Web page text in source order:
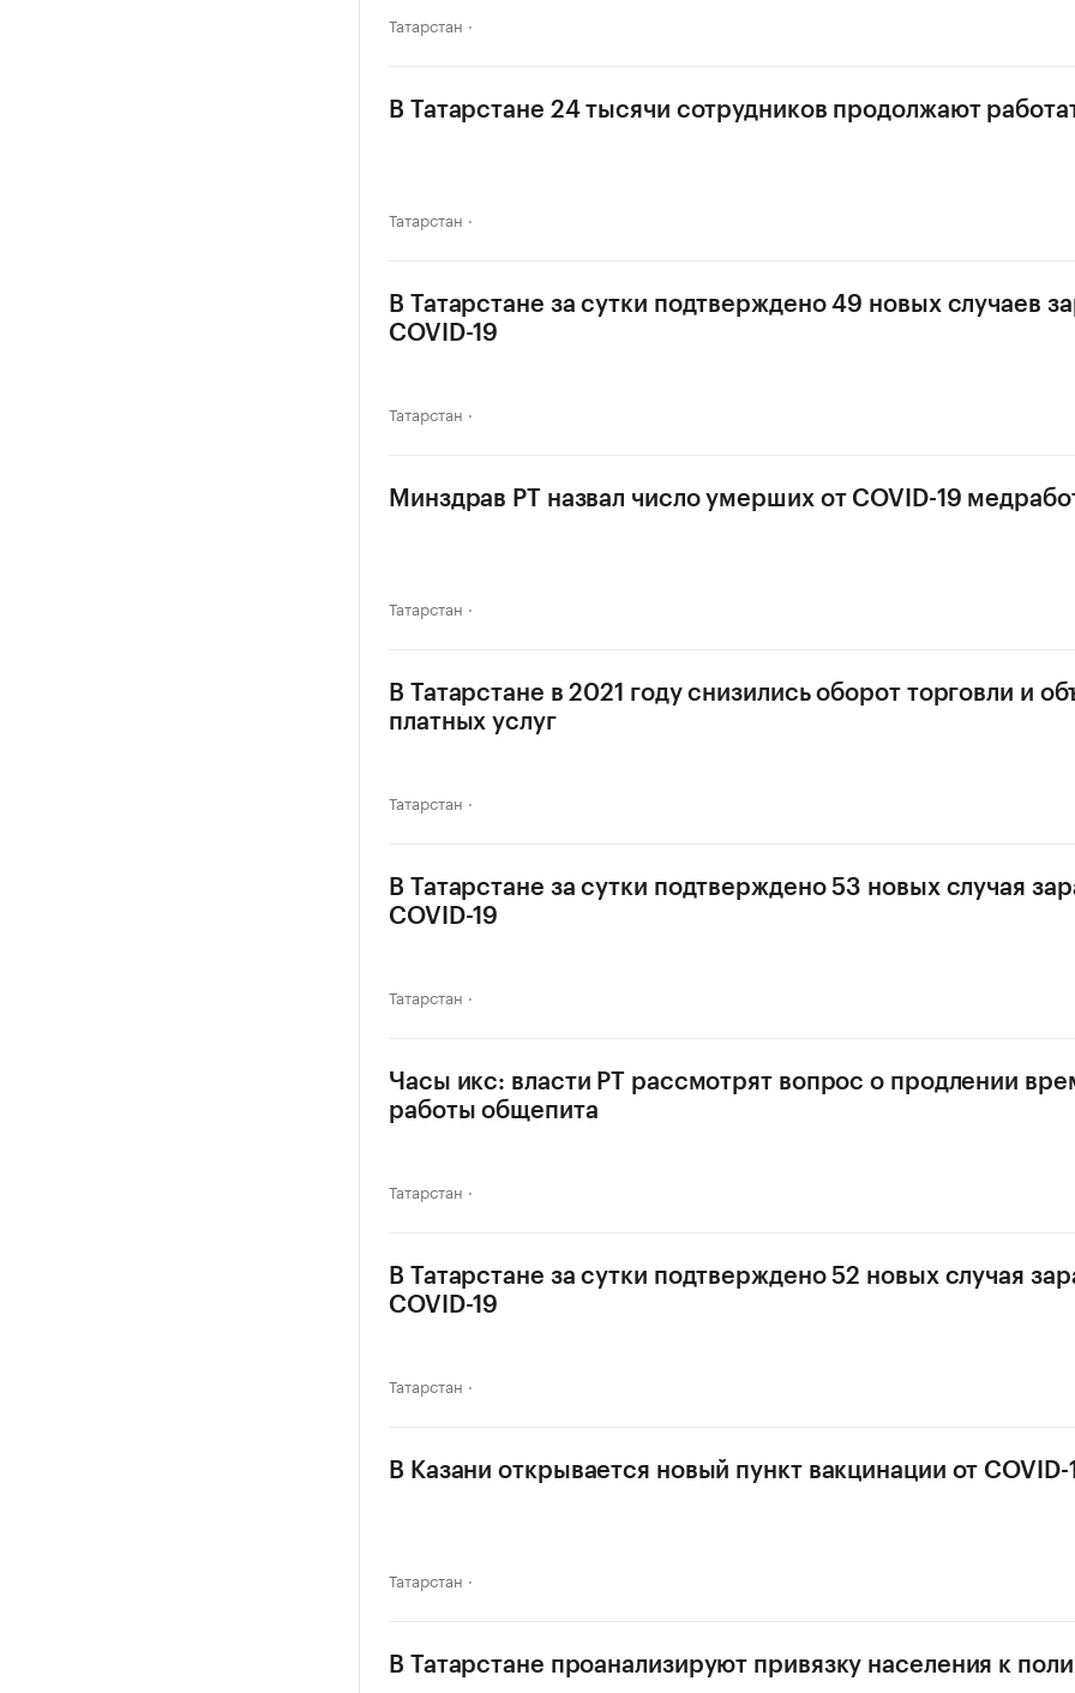
Татарстан
В Татарстане 24 тысячи сотрудников продолжают
Татарстан
В Татарстане за сутки подтверждено 49 новых случаев
COVID-19
Татарстан
Минздрав РТ назвал число умерших от COVID-19
Татарстан
В Татарстане в 2021 году снизились оборот торговли и
платных услуг
Татарстан
В Татарстане за сутки подтверждено 53 новых случая
COVID-19
Татарстан
Часы икс: власти РТ рассмотрят вопрос о продлении
работы общепита
Татарстан
В Татарстане за сутки подтверждено 52 новых случая
COVID-19
Татарстан
В Казани открывается новый пункт вакцинации от COVID-
Татарстан
В Татарстане проанализируют привязку населения к